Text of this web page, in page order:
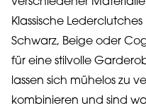
Klassische
Schwarz, Beige oder
für eine stilvolle
lassen sich mühelos zu
kombinieren und sind